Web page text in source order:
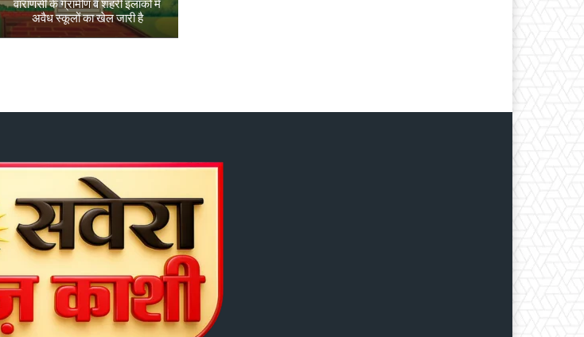
वाराणसी के ग्रामीण व शहरी इलाकों में
अवैध स्कूलों का खेल जारी है